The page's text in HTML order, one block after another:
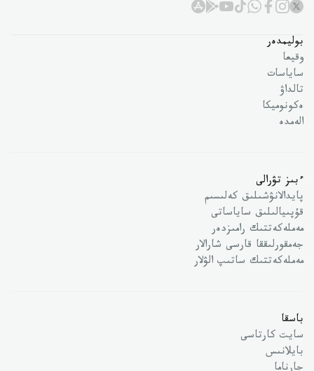
بوليمدەر
وقيعا
ساياسات
تالداۋ
ەكونوميكا
الەمدە
ءبىز تۋرالى
پايدالانۋشىلىق كەلىسىم
قۇپىيالىلىق ساياساتى
مەملەكەتتىك رامىزدەر
جەمقورلىققا قارسى شارالار
مەملەكەتتىك ساتىپ الۋلار
باسقا
سايت كارتاسى
بايلانىس